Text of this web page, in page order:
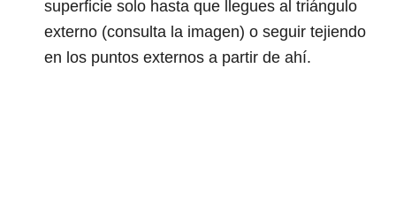
superficie solo hasta que llegues al triángulo
externo (consulta la imagen) o seguir tejiendo
en los puntos externos a partir de ahí.